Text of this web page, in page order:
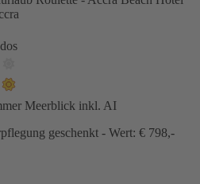
Meerblick inkl. AI
geschenkt - Wert: € 798,-